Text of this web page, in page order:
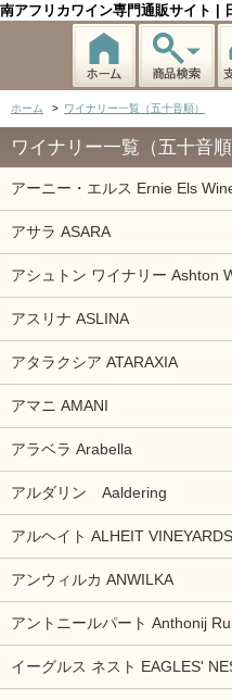
南アフリカワイン専門通販サイト |
ホーム > ワイナリー一覧（五十音順）
ワイナリー一覧（五十音順
アーニー・エルス Ernie Els
アサラ ASARA
アシュトン ワイナリー Ashton
アスリナ ASLINA
アタラクシア ATARAXIA
アマニ AMANI
アラベラ Arabella
アルダリン Aaldering
アルヘイト ALHEIT VINEYARDS
アンウィルカ ANWILKA
アントニールパート Anthonij
イーグルス ネスト EAGLES'